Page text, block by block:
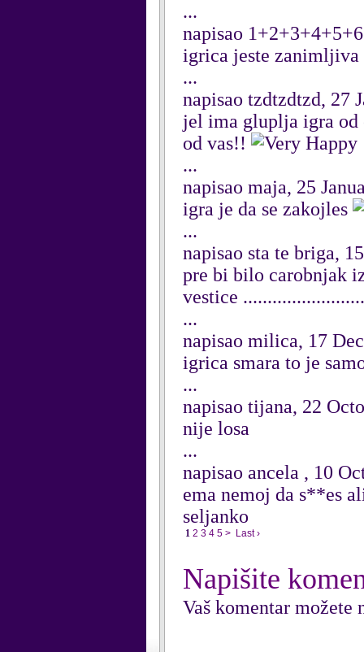
...
napisao
igrica jeste
...
napisao tzdtzdtzd, 27
jel ima gluplja igra
od vas!!
...
napisao maja, 25
igra je da se zakojles
...
napisao sta te briga,
pre bi bilo carobnjak
vestice
...
napisao milica, 17
igrica smara to je
...
napisao tijana, 22
nije losa
...
napisao ancela , 10
ema nemoj da s**es
seljanko
1 2 3 4 5 > Last ›
Napišite
Vaš komentar možete